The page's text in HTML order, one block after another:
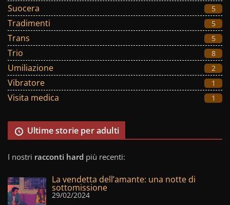
Suocera 5
Tradimenti 5
Trans 5
Trio 8
Umiliazione 2
Vibratore 1
Visita medica 1
Ultime storie per adulti
I nostri racconti hard più recenti:
La vendetta dell’amante: una notte di
sottomissione
29/02/2024